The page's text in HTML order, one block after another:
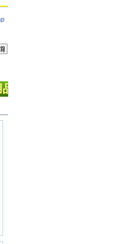
限公司欢迎您！